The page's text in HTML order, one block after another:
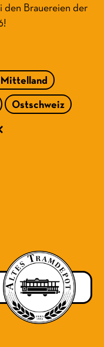
den Brauereien der
Mittelland
Ostschweiz
Altes Tramdepot
Bern, BE
altestramdepot.ch